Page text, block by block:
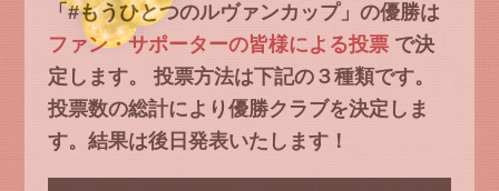
「#もうひとつのルヴァンカップ」の優勝は
ファン・サポーターの皆様による投票で決
定します。
投票方法は下記の３種類です。
投票数の総計により優勝クラブを決定しま
す。結果は後日発表いたします！